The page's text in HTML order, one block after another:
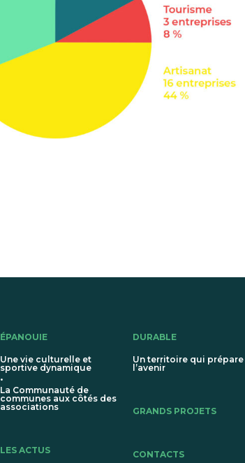
ÉPANOUIE
Une vie culturelle et
sportive dynamique
•
La Communauté de
communes aux côtés des
associations
LES ACTUS
DURABLE
Un territoire qui prépare
l’avenir
GRANDS PROJETS
CONTACTS